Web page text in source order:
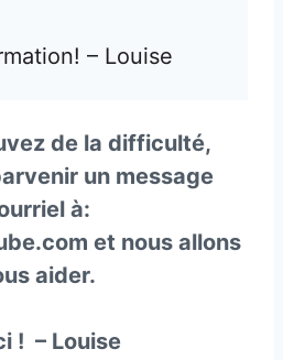
– Louise
de la difficulté,
un message
à:
et nous allons
aider.
! – Louise